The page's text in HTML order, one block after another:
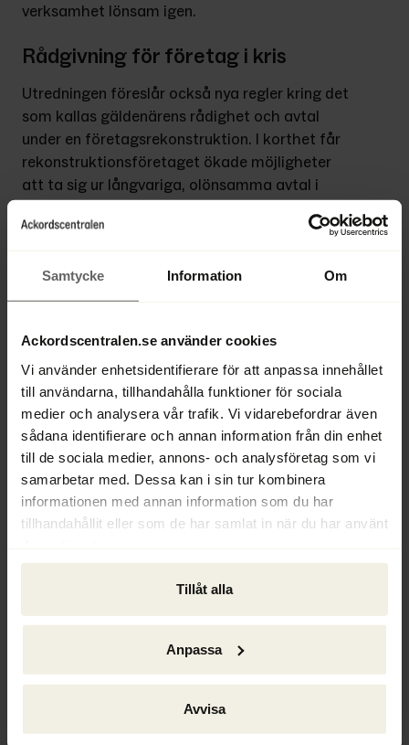
Samtycke Information Om
Ackordscentralen.se använder cookies
Vi använder enhetsidentifierare för att anpassa innehållet
till användarna, tillhandahålla funktioner för sociala
medier och analysera vår trafik. Vi vidarebefordrar även
sådana identifierare och annan information från din enhet
till de sociala medier, annons- och analysföretag som vi
samarbetar med. Dessa kan i sin tur kombinera
informationen med annan information som du har
tillhandahållit eller som de har samlat in när du har använt
Tillåt alla
Anpassa
Avvisa
verksamhet lönsam igen.
Rådgivning för företag i kris
Utredningen föreslår också nya regler kring det
som kallas gäldenärens rådighet och avtal
under en företagsrekonstruktion. I korthet får
rekonstruktionsföretaget ökade möjligheter
att ta sig ur långvariga, olönsamma avtal i
leasingkontrakt och ses som ett kraftfullt
kostnader. Ett annat utredningsförslag
handlar om att inrätta en nationell
i kris. Liknande system finns redan idag i
många andra EU-länder och har bland annat
haft god effekt i Danmark.
– Vi vill utveckla och permanenta den typ av
företagsjour som växte fram i Sverige i fjol
under pandemin. Om ett företag tidigt slår
larm om ekonomiska problem ökar chanserna
för att företaget ska kunna räddas, påpekar
Utredningen förespråkar även ett skärpt så
kallat livskraftstest, vilket innebär att en
företagsrekonstruktion bara får inledas i de
fall där det finns skälig anledning att anta att
processen kan säkra verksamhetens livskraft.
Skärpta kompetenskrav